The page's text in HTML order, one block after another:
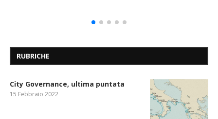
RUBRICHE
City Governance, ultima puntata
15 Febbraio 2022